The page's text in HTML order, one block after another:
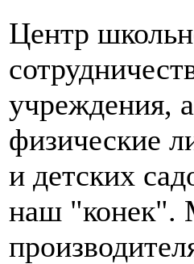
Центр
учреждения,
физические
и детских
наш "конек".